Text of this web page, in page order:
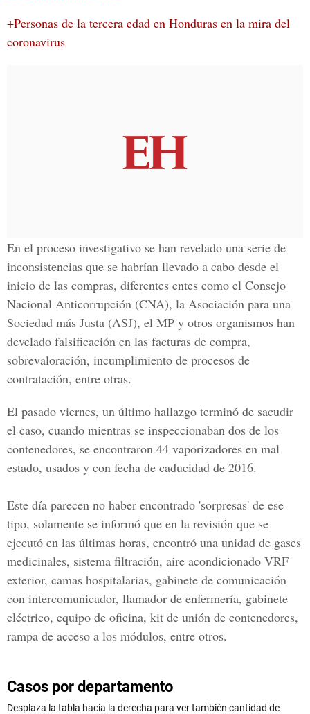
+Personas de la tercera edad en Honduras en la mira del
coronavirus
En el proceso investigativo se han revelado una serie de
inconsistencias que se habrían llevado a cabo desde el
inicio de las compras, diferentes entes como el Consejo
Nacional Anticorrupción (CNA), la Asociación para una
Sociedad más Justa (ASJ), el MP y otros organismos han
develado falsificación en las facturas de compra,
sobrevaloración, incumplimiento de procesos de
contratación, entre otras.
El pasado viernes, un último hallazgo terminó de sacudir
el caso, cuando mientras se inspeccionaban dos de los
contenedores, se encontraron 44 vaporizadores en mal
estado, usados y con fecha de caducidad de 2016.
Este día parecen no haber encontrado 'sorpresas' de ese
tipo, solamente se informó que en la revisión que se
ejecutó en las últimas horas, encontró una unidad de gases
medicinales, sistema filtración, aire acondicionado VRF
exterior, camas hospitalarias, gabinete de comunicación
con intercomunicador, llamador de enfermería, gabinete
eléctrico, equipo de oficina, kit de unión de contenedores,
rampa de acceso a los módulos, entre otros.